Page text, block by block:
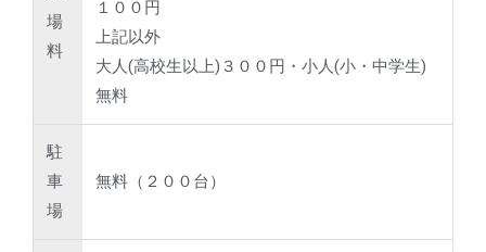
場
料
１００円
上記以外
大人(高校生以上)３００円・小人(小・中学生)
無料
駐
車
場
無料（２００台）